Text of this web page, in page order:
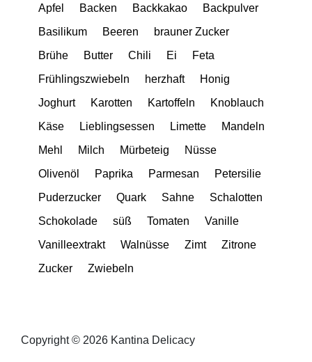
Apfel Backen Backkakao
Backpulver
Basilikum
Beeren
brauner Zucker
Brühe
Butter Chili Ei
Feta
Frühlingszwiebeln
herzhaft
Honig
Joghurt
Karotten Kartoffeln
Knoblauch
Käse
Lieblingsessen Limette
Mandeln
Mehl
Milch Mürbeteig
Nüsse
Olivenöl
Paprika Parmesan
Petersilie
Puderzucker
Quark Sahne
Schalotten
Schokolade
süß Tomaten
Vanille
Vanilleextrakt
Walnüsse Zimt
Zitrone
Zucker
Zwiebeln
Copyright © 2026 Kantina Delicacy